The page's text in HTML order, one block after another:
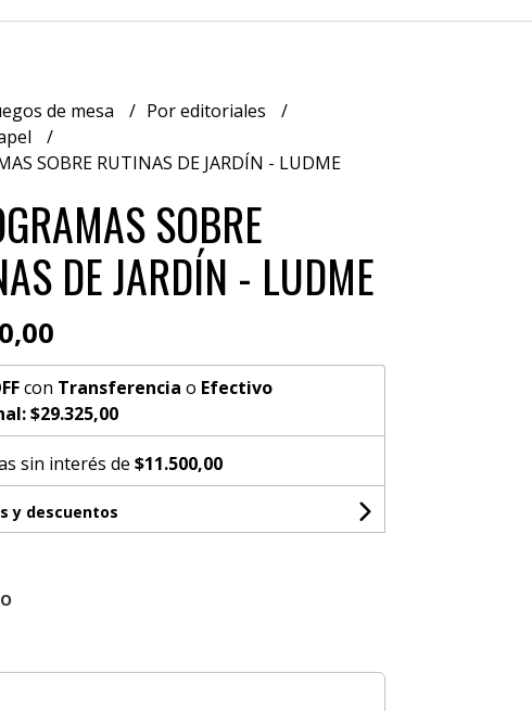
de mesa
Por editoriales
SOBRE RUTINAS DE JARDÍN - LUDME
SOBRE
DE JARDÍN - LUDME
con Transferencia o Efectivo
$29.325,00
sin interés de $11.500,00
y descuentos